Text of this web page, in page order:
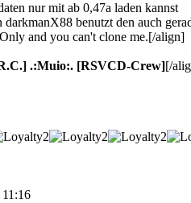
nur mit ab 0,47a laden kannst
benutzt den auch
and you can't clone me.[/align]
.:Muio:. [RSVCD-Crew][/